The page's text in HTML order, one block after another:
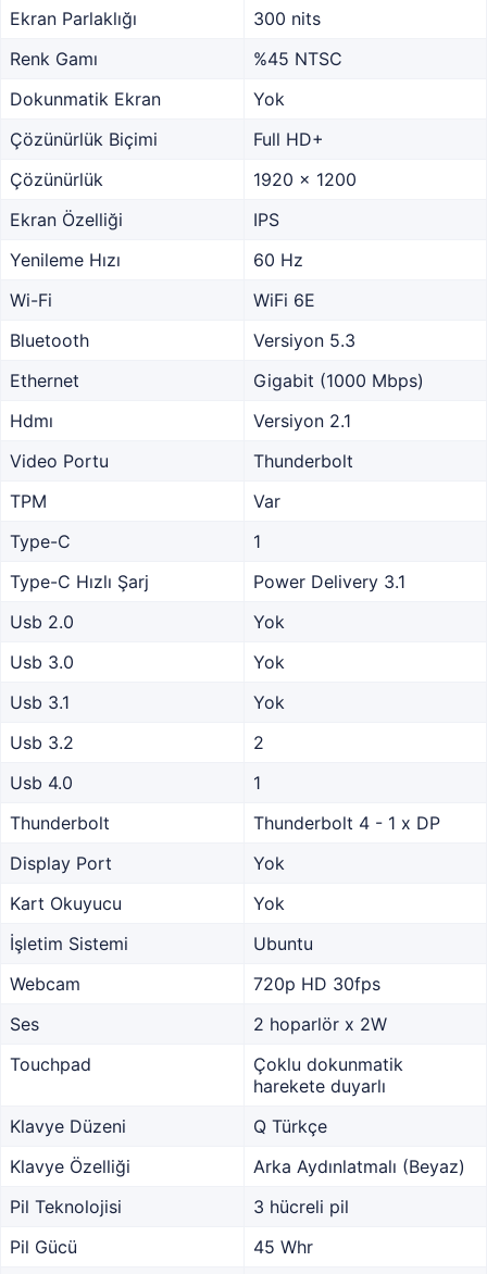
Ekran Parlaklığı
300 nits
Renk Gamı
%45 NTSC
Dokunmatik Ekran
Yok
Çözünürlük Biçimi
Full HD+
Çözünürlük
1920 x 1200
Ekran Özelliği
IPS
Yenileme Hızı
60 Hz
Wi-Fi
WiFi 6E
Bluetooth
Versiyon 5.3
Ethernet
Gigabit (1000 Mbps)
Hdmı
Versiyon 2.1
Video Portu
Thunderbolt
TPM
Var
Type-C
1
Type-C Hızlı Şarj
Power Delivery 3.1
Usb 2.0
Yok
Usb 3.0
Yok
Usb 3.1
Yok
Usb 3.2
2
Usb 4.0
1
Thunderbolt
Thunderbolt 4 - 1 x DP
Display Port
Yok
Kart Okuyucu
Yok
İşletim Sistemi
Ubuntu
Webcam
720p HD 30fps
Ses
2 hoparlör x 2W
Touchpad
Çoklu dokunmatik
harekete duyarlı
Klavye Düzeni
Q Türkçe
Klavye Özelliği
Arka Aydınlatmalı (Beyaz)
Pil Teknolojisi
3 hücreli pil
Pil Gücü
45 Whr